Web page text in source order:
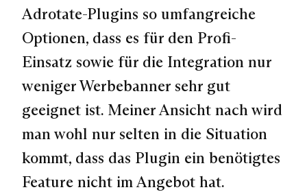
Adrotate-Plugins so umfangreiche
Optionen, dass es für den Profi-
Einsatz sowie für die Integration nur
weniger Werbebanner sehr gut
geeignet ist. Meiner Ansicht nach wird
man wohl nur selten in die Situation
kommt, dass das Plugin ein benötigtes
Feature nicht im Angebot hat.